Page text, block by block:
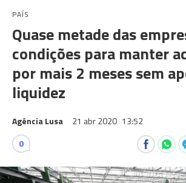
PAÍS
Quase metade das
condições para manter
por mais 2 meses sem
liquidez
Agência Lusa 21 abr 2020 13:52
0